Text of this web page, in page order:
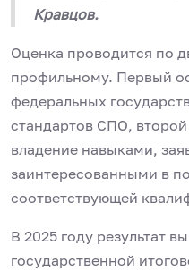
Кравцов.
Оценка проводится по
профильному. Первый
федеральных
стандартов СПО,
владение навыками,
заинтересованными в
соответствующей
В 2025 году результат
государственной